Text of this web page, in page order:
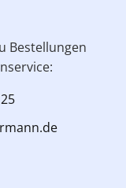
Bestellungen